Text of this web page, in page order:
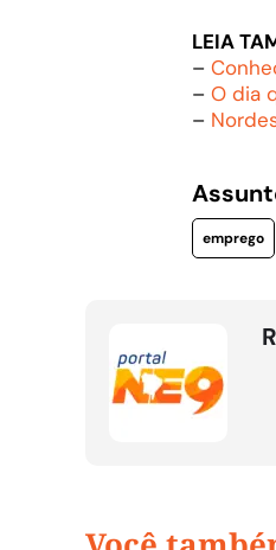
LEIA
–
– O dia
–
emprego